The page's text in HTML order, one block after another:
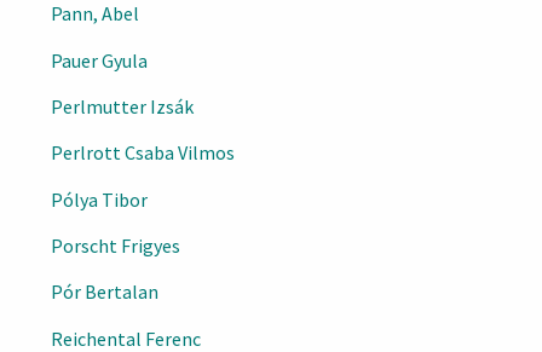
Pann, Abel
Pauer Gyula
Perlmutter Izsák
Perlrott Csaba Vilmos
Pólya Tibor
Porscht Frigyes
Pór Bertalan
Reichental Ferenc